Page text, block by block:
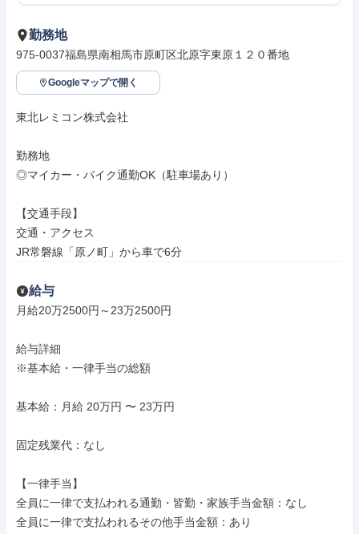
勤務地
975-0037福島県南相馬市原町区北原字東原１２０番地
Googleマップで開く
東北レミコン株式会社
勤務地
◎マイカー・バイク通勤OK（駐車場あり）
【交通手段】
交通・アクセス
JR常磐線「原ノ町」から車で6分
給与
月給20万2500円～23万2500円
給与詳細
※基本給・一律手当の総額
基本給：月給 20万円 〜 23万円
固定残業代：なし
【一律手当】
全員に一律で支払われる通勤・皆勤・家族手当金額：なし
全員に一律で支払われるその他手当金額：あり